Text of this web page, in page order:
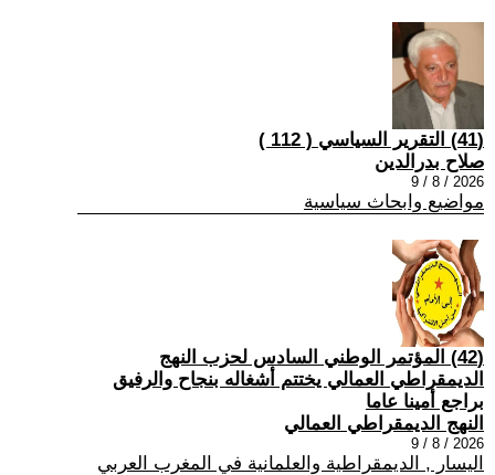
(41) التقرير السياسي ( 112 )
صلاح بدرالدين
2026 / 8 / 9
مواضيع وابحاث سياسية
(42) المؤتمر الوطني السادس لحزب النهج
الديمقراطي العمالي يختتم أشغاله بنجاح والرفيق
براجع أمينا عاما
النهج الديمقراطي العمالي
2026 / 8 / 9
اليسار , الديمقراطية والعلمانية في المغرب العربي